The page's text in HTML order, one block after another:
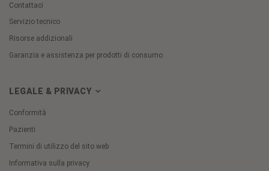
Contattaci
Servizio tecnico
Risorse addizionali
Garanzia e assistenza per prodotti di consumo
LEGALE & PRIVACY
Conformità
Pazienti
Termini di utilizzo del sito web
Informativa sulla privacy